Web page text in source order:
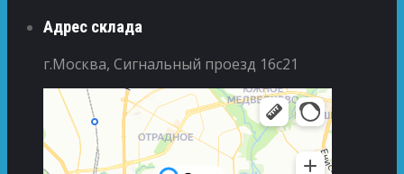
Адрес склада
г.Москва, Сигнальный проезд 16с21